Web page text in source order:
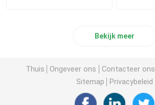
Bekijk meer
Thuis Ongeveer ons Contacteer ons
Sitemap
Privacybeleid